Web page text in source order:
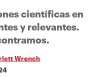
científicas en
y relevantes.
Wrench